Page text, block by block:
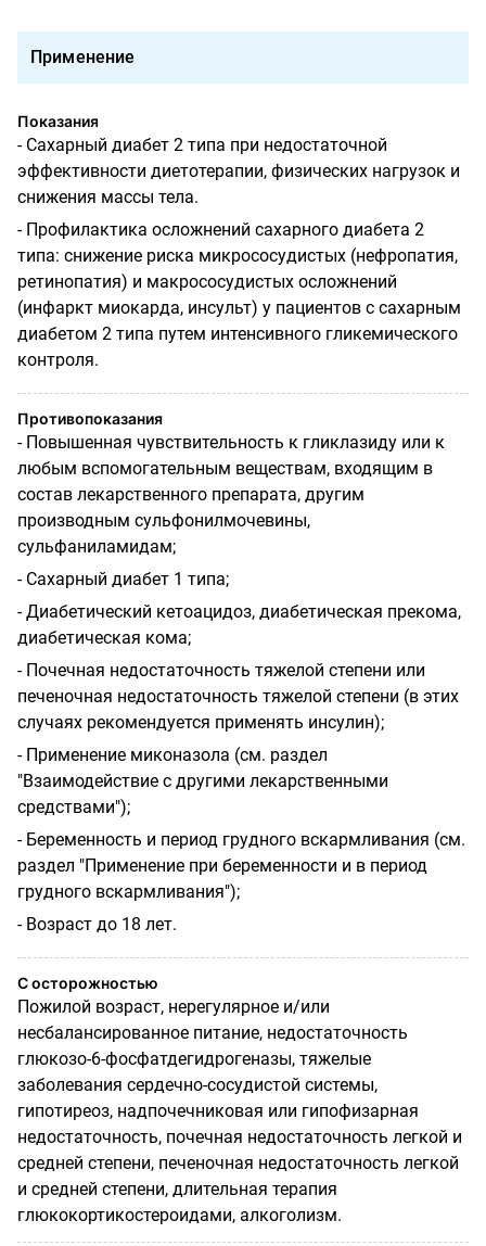
Применение
Показания
- Сахарный диабет 2 типа при недостаточной
эффективности диетотерапии, физических нагрузок и
снижения массы тела.
- Профилактика осложнений сахарного диабета 2
типа: снижение риска микрососудистых (нефропатия,
ретинопатия) и макрососудистых осложнений
(инфаркт миокарда, инсульт) у пациентов с сахарным
диабетом 2 типа путем интенсивного гликемического
контроля.
Противопоказания
- Повышенная чувствительность к гликлазиду или к
любым вспомогательным веществам, входящим в
состав лекарственного препарата, другим
производным сульфонилмочевины,
сульфаниламидам;
- Сахарный диабет 1 типа;
- Диабетический кетоацидоз, диабетическая прекома,
диабетическая кома;
- Почечная недостаточность тяжелой степени или
печеночная недостаточность тяжелой степени (в этих
случаях рекомендуется применять инсулин);
- Применение миконазола (см. раздел
"Взаимодействие с другими лекарственными
средствами");
- Беременность и период грудного вскармливания (см.
раздел "Применение при беременности и в период
грудного вскармливания");
- Возраст до 18 лет.
С осторожностью
Пожилой возраст, нерегулярное и/или
несбалансированное питание, недостаточность
глюкозо-6-фосфатдегидрогеназы, тяжелые
заболевания сердечно-сосудистой системы,
гипотиреоз, надпочечниковая или гипофизарная
недостаточность, почечная недостаточность легкой и
средней степени, печеночная недостаточность легкой
и средней степени, длительная терапия
глюкокортикостероидами, алкоголизм.